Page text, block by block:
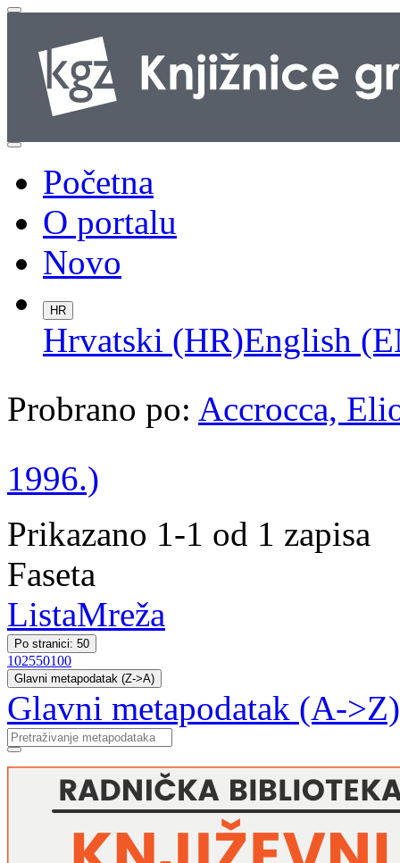
Početna
O portalu
Novo
HR
Hrvatski (HR)English
Probrano po: Accrocca,
1996.)
Prikazano 1-1 od 1 zapisa
Faseta
ListaMreža
Po stranici: 50
102550100
Glavni metapodatak (Z->A)
Glavni metapodatak (A->Z)